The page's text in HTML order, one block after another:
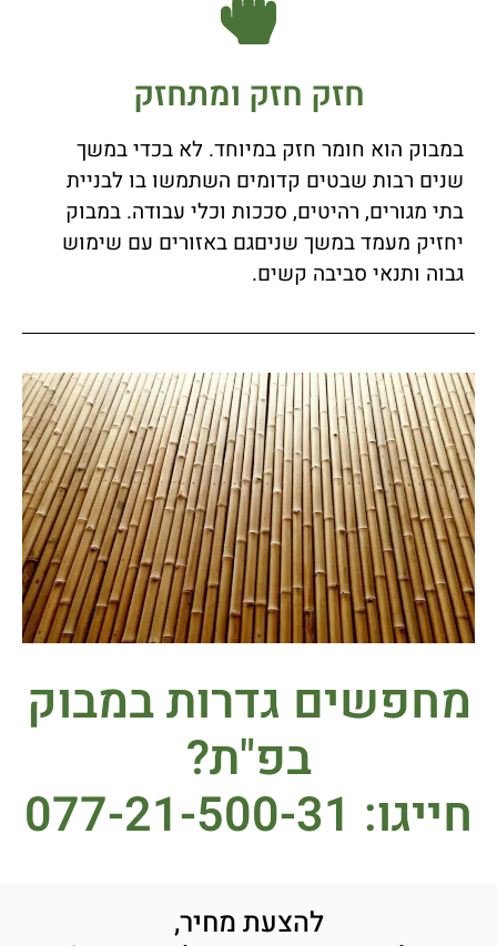
חזק חזק ומתחזק
במבוק הוא חומר חזק במיוחד. לא בכדי במשך
שנים רבות שבטים קדומים השתמשו בו לבניית
בתי מגורים, רהיטים, סככות וכלי עבודה. במבוק
יחזיק מעמד במשך שניםגם באזורים עם שימוש
גבוה ותנאי סביבה קשים.
מחפשים גדרות במבוק
בפ"ת?
חייגו: 077-21-500-31
להצעת מחיר,